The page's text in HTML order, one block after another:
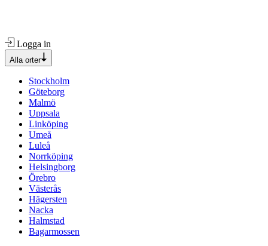
Logga in
Alla orter
Stockholm
Göteborg
Malmö
Uppsala
Linköping
Umeå
Luleå
Norrköping
Helsingborg
Örebro
Västerås
Hägersten
Nacka
Halmstad
Bagarmossen